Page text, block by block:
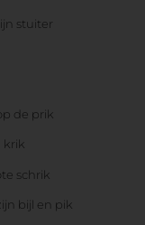
stuiter
de prik
krik
schrik
bijl en pik